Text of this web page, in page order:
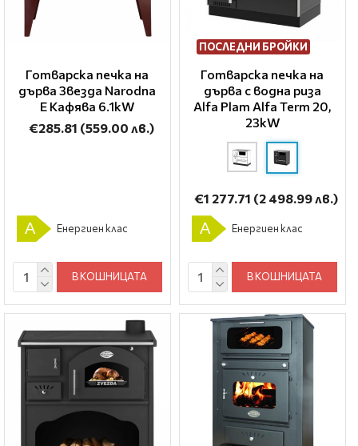
Готварска печка на
дърва Звезда Narodna
E Кафява 6.1kW
€285.81 (559.00 лв.)
A Енергиен клас
В КОШНИЦАТА
ПОСЛЕДНИ БРОЙКИ
Готварска печка на
дърва с водна риза
Alfa Plam Alfa Term 20,
23kW
€1 277.71 (2 498.99 лв.)
A Енергиен клас
В КОШНИЦАТА